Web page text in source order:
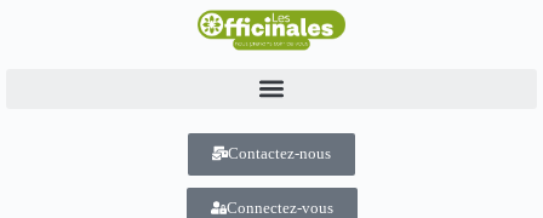
Contactez-nous
Connectez-vous